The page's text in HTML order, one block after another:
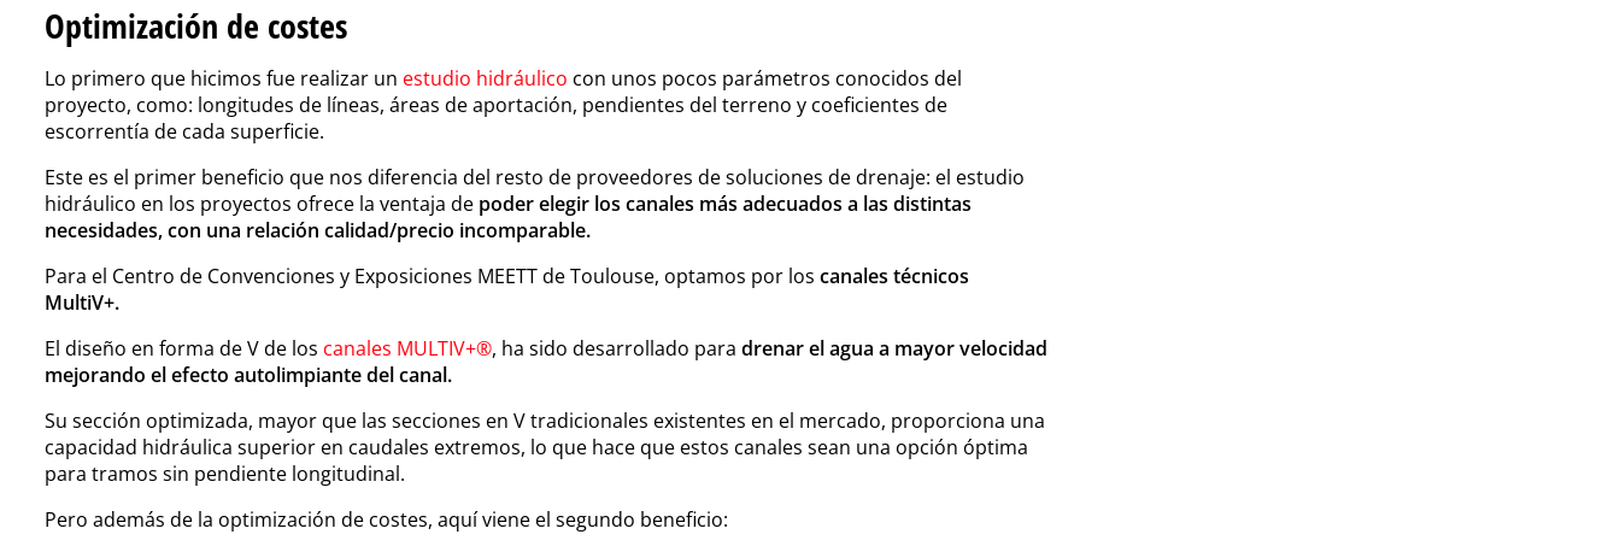
Optimización de costes
Lo primero que hicimos fue realizar un estudio hidráulico con unos pocos parámetros conocidos del
proyecto, como: longitudes de líneas, áreas de aportación, pendientes del terreno y coeficientes de
escorrentía de cada superficie.
Este es el primer beneficio que nos diferencia del resto de proveedores de soluciones de drenaje: el estudio
hidráulico en los proyectos ofrece la ventaja de poder elegir los canales más adecuados a las distintas
necesidades, con una relación calidad/precio incomparable.
Para el Centro de Convenciones y Exposiciones MEETT de Toulouse, optamos por los canales técnicos
MultiV+.
El diseño en forma de V de los canales MULTIV+®, ha sido desarrollado para drenar el agua a mayor velocidad
mejorando el efecto autolimpiante del canal.
Su sección optimizada, mayor que las secciones en V tradicionales existentes en el mercado, proporciona una
capacidad hidráulica superior en caudales extremos, lo que hace que estos canales sean una opción óptima
para tramos sin pendiente longitudinal.
Pero además de la optimización de costes, aquí viene el segundo beneficio: